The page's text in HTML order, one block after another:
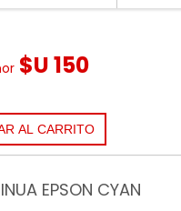
$U 150
EPSON CYAN